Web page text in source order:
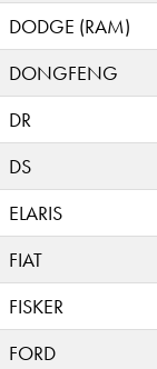
DODGE (RAM)
DONGFENG
DR
DS
ELARIS
FIAT
FISKER
FORD